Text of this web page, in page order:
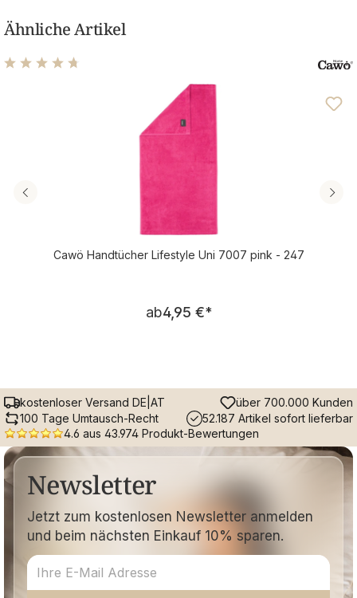
Ähnliche Artikel
Durchschnittliche Bewertung von 4.77 von 5 Sternen
Cawö Handtücher Lifestyle Uni 7007 pink - 247
Regulärer Preis:
ab4,95 €*
kostenloser Versand DE|AT
über 700.000 Kunden
100 Tage Umtausch-Recht
52.187 Artikel sofort lieferbar
4.6 aus 43.974 Produkt-Bewertungen
Newsletter
Jetzt zum kostenlosen Newsletter anmelden
und beim nächsten Einkauf 10% sparen.